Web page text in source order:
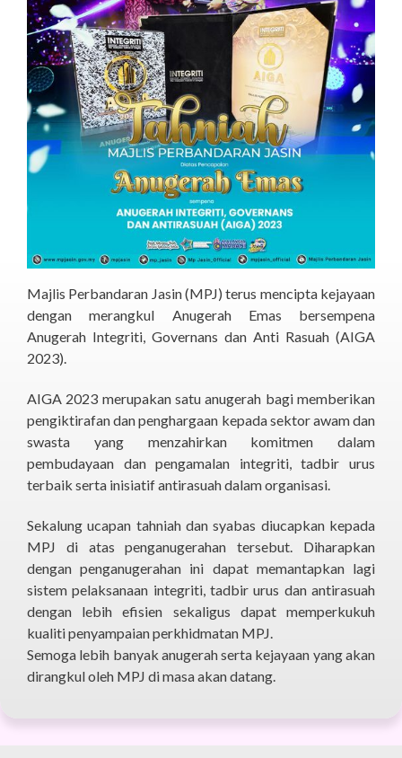
Majlis Perbandaran Jasin (MPJ) terus mencipta kejayaan
dengan merangkul Anugerah Emas bersempena
Anugerah Integriti, Governans dan Anti Rasuah (AIGA
2023).
AIGA 2023 merupakan satu anugerah bagi memberikan
pengiktirafan dan penghargaan kepada sektor awam dan
swasta yang menzahirkan komitmen dalam
pembudayaan dan pengamalan integriti, tadbir urus
terbaik serta inisiatif antirasuah dalam organisasi.
Sekalung ucapan tahniah dan syabas diucapkan kepada
MPJ di atas penganugerahan tersebut. Diharapkan
dengan penganugerahan ini dapat memantapkan lagi
sistem pelaksanaan integriti, tadbir urus dan antirasuah
dengan lebih efisien sekaligus dapat memperkukuh
kualiti penyampaian perkhidmatan MPJ.
Semoga lebih banyak anugerah serta kejayaan yang akan
dirangkul oleh MPJ di masa akan datang.